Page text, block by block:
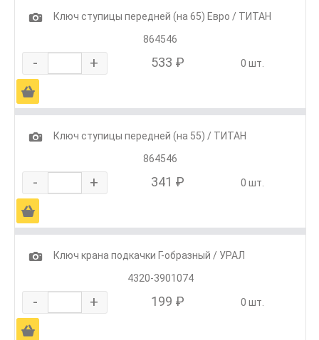
1
Ключ ступицы передней (на 65) Евро / ТИТАН
864546
- + 533 ₽ 0 шт.
Ä
1
Ключ ступицы передней (на 55) / ТИТАН
864546
- + 341 ₽ 0 шт.
Ä
1
Ключ крана подкачки Г-образный / УРАЛ
4320-3901074
- + 199 ₽ 0 шт.
Ä